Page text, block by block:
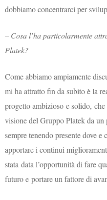
dobbiamo concentrarci per
– Cosa l’ha particolarmente
Platek?
Come abbiamo ampiamente
mi ha attratto fin da subito è la
progetto ambizioso e solido,
visione del Gruppo Platek da
sempre tenendo presente dove
apportare i continui
stata data l’opportunità di fare
futuro e portare un fattore di